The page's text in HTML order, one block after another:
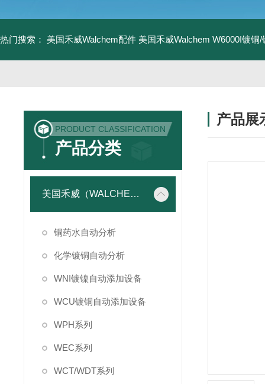
热门搜索： 美国禾威Walchem配件 美国禾威Walchem W6000I镀铜
PRODUCT CLASSIFICATION
产品分类
美国禾威（WALCHEM）自动添加控制器
铜药水自动分析
化学镀铜自动分析
WNI镀镍自动添加设备
WCU镀铜自动添加设备
WPH系列
WEC系列
WCT/WDT系列
产品展